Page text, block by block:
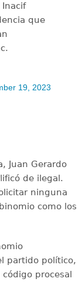
Inacif
que
19, 2023
Juan Gerardo
de ilegal.
ninguna
como los
partido político,
procesal